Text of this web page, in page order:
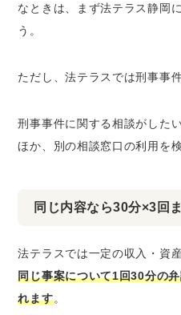
なときは、まず法テラス静岡
う。
ただし、法テラスでは刑事事
刑事事件に関する相談がした
ほか、別の相談窓口の利用を
同じ内容なら30分×3回
法テラスでは一定の収入・資
同じ事案について1回30分の
れます。